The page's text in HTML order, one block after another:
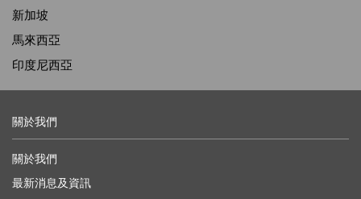
新加坡
馬來西亞
印度尼西亞
關於我們
關於我們
最新消息及資訊